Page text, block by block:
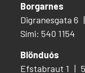
Borgarnes
Digranesgata 6
Sími: 540 1154
Blönduós
Efstabraut 1